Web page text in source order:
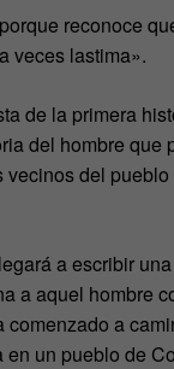
reconoce
veces lastima».
de la primera
del hombre
del
a escribir
a aquel hombre
a
un pueblo de